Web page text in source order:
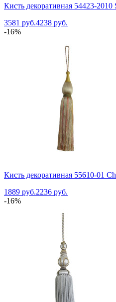
Кисть декоративная 54423-
3581 руб.4238 руб.
-16%
Кисть декоративная 55610-01
1889 руб.2236 руб.
-16%